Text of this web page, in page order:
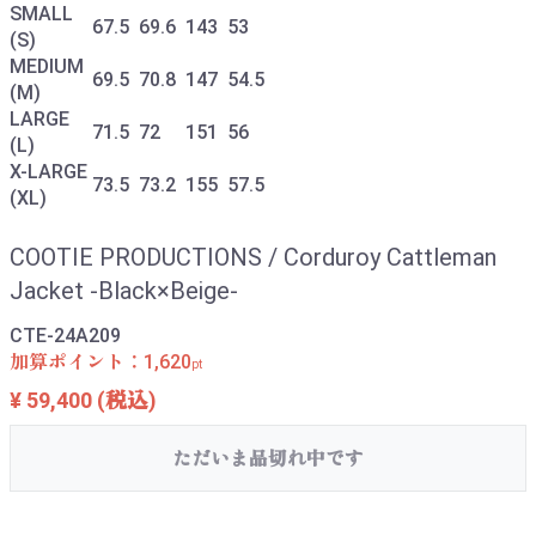
SMALL
(S)
67.5 69.6 143 53
MEDIUM
(M)
69.5 70.8 147 54.5
LARGE
(L)
71.5 72 151
56
X-LARGE
(XL)
73.5 73.2 155 57.5
COOTIE PRODUCTIONS / Corduroy Cattleman
Jacket -Black×Beige-
CTE-24A209
加算ポイント： 1,620pt
¥ 59,400 (税込)
ただいま品切れ中です